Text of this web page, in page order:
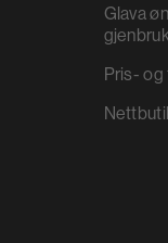
Glava
Pris-